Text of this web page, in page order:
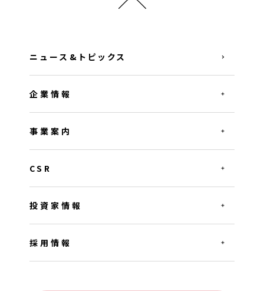
ニュース&トピックス
企業情報
事業案内
CSR
投資家情報
採用情報